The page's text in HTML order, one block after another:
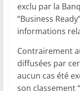
exclu par la
“Business
informations
Contrairement
diffusées par
aucun cas été
son classement